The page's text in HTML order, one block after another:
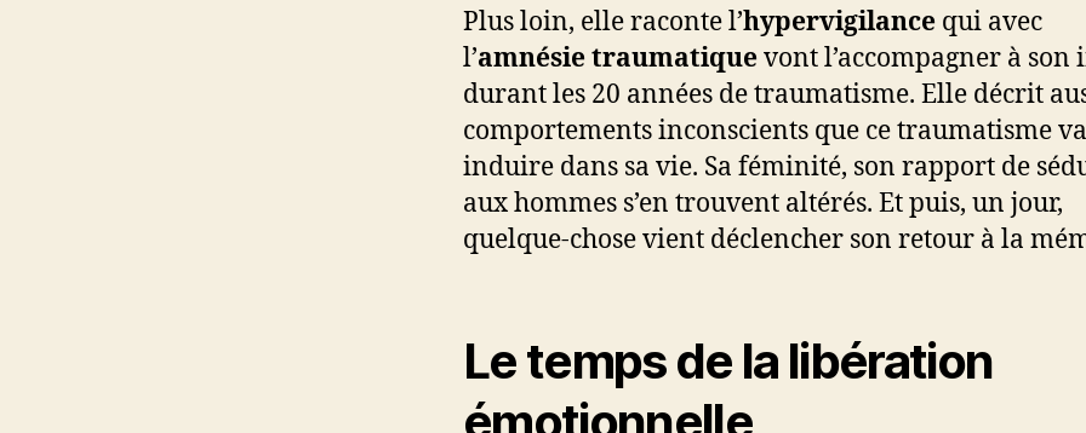
Plus loin, elle raconte l’hypervigilance qui avec
l’amnésie traumatiquevont l’accompagner à son
durant les 20 années de traumatisme. Elle décrit
comportements inconscients que ce traumatisme va
induire dans sa vie. Sa féminité, son rapport de
aux hommes s’en trouvent altérés. Et puis, un jour,
quelque-chose vient déclencher son retour à la
Le temps de la libération